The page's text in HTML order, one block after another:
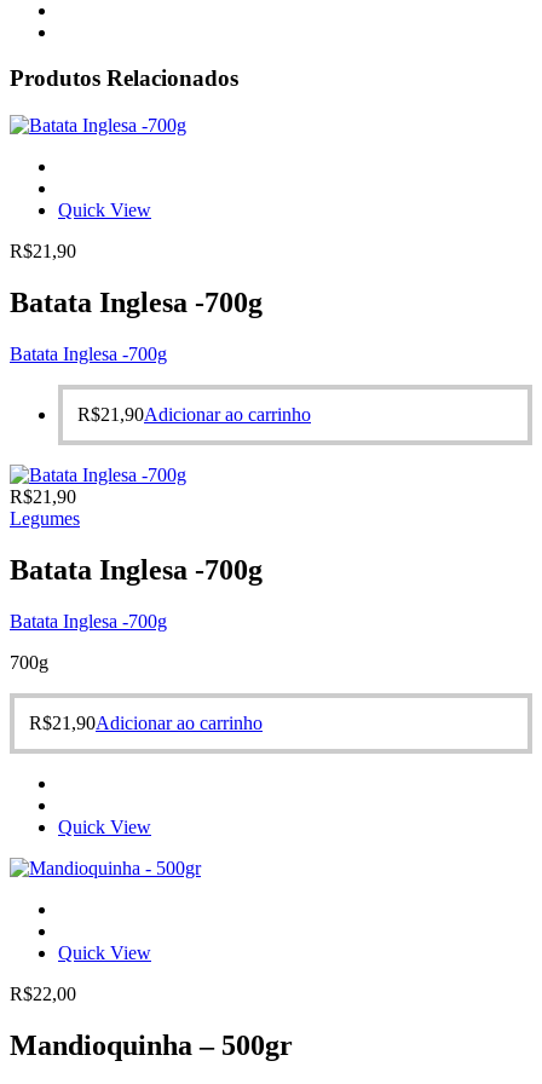
Produtos Relacionados
Quick View
R$21,90
Batata Inglesa -700g
Batata Inglesa -700g
R$21,90Adicionar ao carrinho
R$21,90
Legumes
Batata Inglesa -700g
Batata Inglesa -700g
700g
R$21,90Adicionar ao carrinho
Quick View
Quick View
R$22,00
Mandioquinha – 500gr